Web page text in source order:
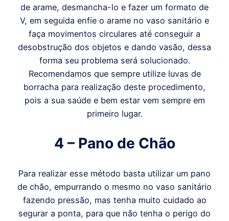
de arame, desmancha-lo e fazer um formato de
V, em seguida enfie o arame no vaso sanitário e
faça movimentos circulares até conseguir a
desobstrução dos objetos e dando vasão, dessa
forma seu problema será solucionado.
Recomendamos que sempre utilize luvas de
borracha para realização deste procedimento,
pois a sua saúde e bem estar vem sempre em
primeiro lugar.
4 – Pano de Chão
Para realizar esse método basta utilizar um pano
de chão, empurrando o mesmo no vaso sanitário
fazendo pressão, mas tenha muito cuidado ao
segurar a ponta, para que não tenha o perigo do